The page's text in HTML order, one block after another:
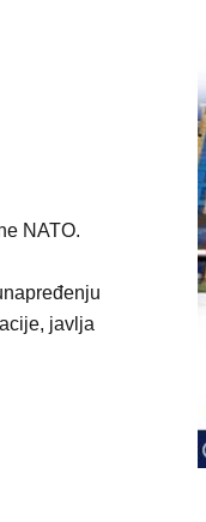
NATO.
javlja